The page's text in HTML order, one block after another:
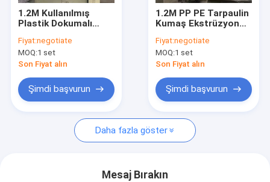
Fabrika turu
Haberler
Davalar
1.2M Kullanılmış
Plastik Dokumalı
Torba Otomatik
Ekstrüzyon Kaplama
Laminasyon Makinesi
Fiyat:negotiate
MOQ:1 set
Son Fiyat alın
Şimdi başvurun
1.2M PP PE Tarpaulin
Kumaş Ekstrüzyon
Makinesi
Fiyat:negotiate
MOQ:1 set
Son Fiyat alın
Şimdi başvurun
Daha fazla göster
Mesaj Bırakın